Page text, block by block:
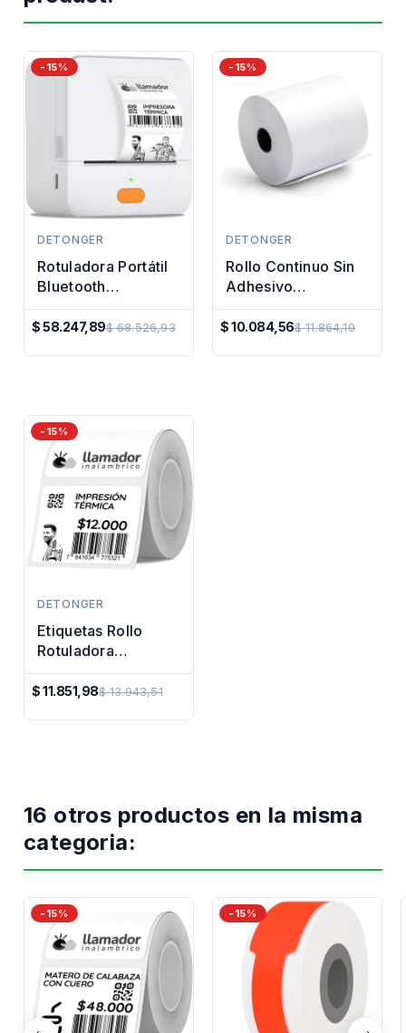
-15%
DETONGER
Rotuladora Portátil
Bluetooth
Etiquetadora
Manual Impresora
$ 58.247,89
Precio
Regular
$ 68.526,93
-15%
DETONGER
Rollo Continuo Sin
Adhesivo
Impresora Termica
50mm X 10mt
$ 10.084,56
Precio
Regular
$ 11.864,19
-15%
DETONGER
Etiquetas Rollo
Rotuladora
Impresora Termica
40x30mm
$ 11.851,98
Precio
Regular
$ 13.943,51
16 otros productos en la misma
categoria:
-15% -15%